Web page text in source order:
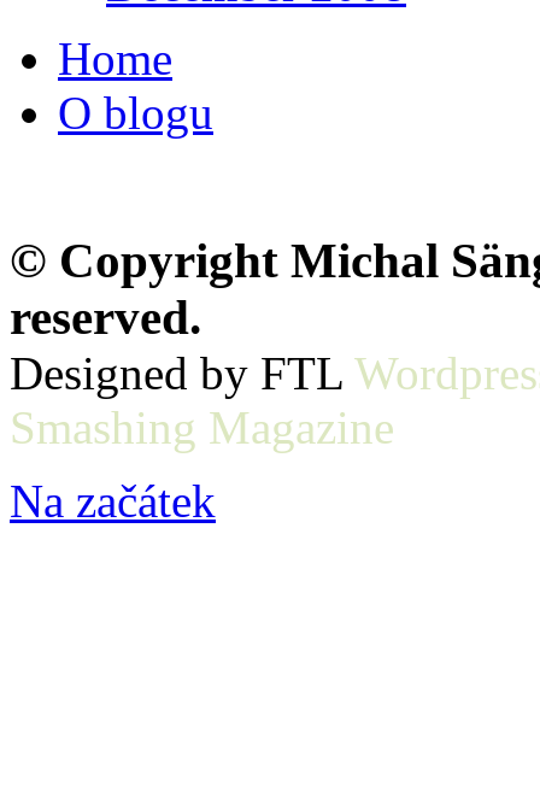
Home
O blogu
© Copyright Michal
reserved.
Designed by FTL
Smashing Magazine
Na začátek